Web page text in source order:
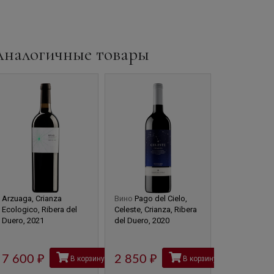
товары
Arzuaga, Crianza
Ecologico, Ribera del
Duero, 2021
7 600 рубВ корзину
Вино Pago del Cielo,
Celeste, Crianza, Ribera
del Duero, 2020
2 850 рубВ корзину